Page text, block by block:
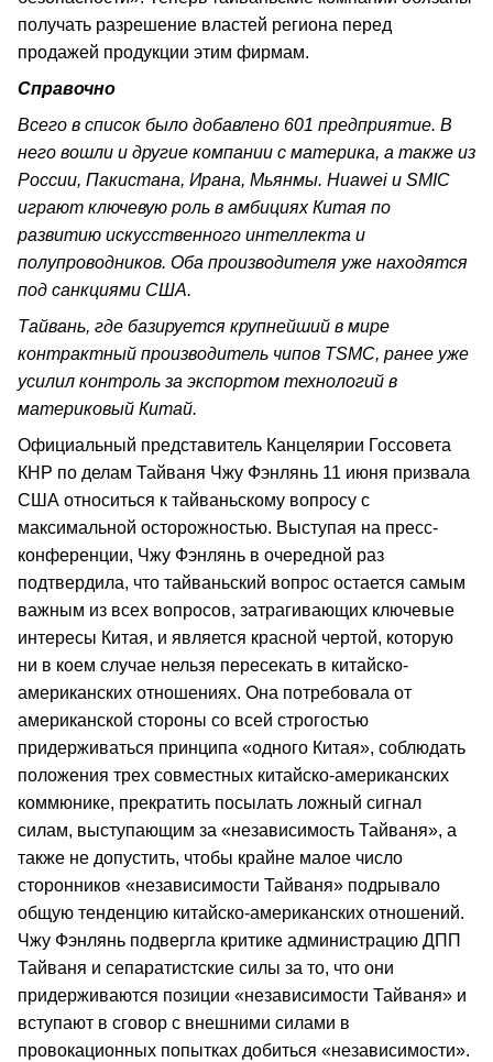
получать разрешение властей региона перед
продажей продукции этим фирмам.
Справочно
Всего в список было добавлено 601 предприятие. В
него вошли и другие компании с материка, а также из
России, Пакистана, Ирана, Мьянмы. Huawei и SMIC
играют ключевую роль в амбициях Китая по
развитию искусственного интеллекта и
полупроводников. Оба производителя уже находятся
под санкциями США.
Тайвань, где базируется крупнейший в мире
контрактный производитель чипов TSMC, ранее уже
усилил контроль за экспортом технологий в
материковый Китай.
Официальный представитель Канцелярии Госсовета
КНР по делам Тайваня Чжу Фэнлянь 11 июня призвала
США относиться к тайваньскому вопросу с
максимальной осторожностью. Выступая на пресс-
конференции, Чжу Фэнлянь в очередной раз
подтвердила, что тайваньский вопрос остается самым
важным из всех вопросов, затрагивающих ключевые
интересы Китая, и является красной чертой, которую
ни в коем случае нельзя пересекать в китайско-
американских отношениях. Она потребовала от
американской стороны со всей строгостью
придерживаться принципа «одного Китая», соблюдать
положения трех совместных китайско-американских
коммюнике, прекратить посылать ложный сигнал
силам, выступающим за «независимость Тайваня», а
также не допустить, чтобы крайне малое число
сторонников «независимости Тайваня» подрывало
общую тенденцию китайско-американских отношений.
Чжу Фэнлянь подвергла критике администрацию ДПП
Тайваня и сепаратистские силы за то, что они
придерживаются позиции «независимости Тайваня» и
вступают в сговор с внешними силами в
провокационных попытках добиться «независимости».